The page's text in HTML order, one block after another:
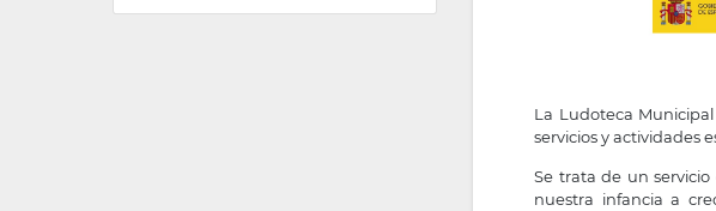
La Ludoteca
servicios y actividades
Se trata de un
nuestra infancia a